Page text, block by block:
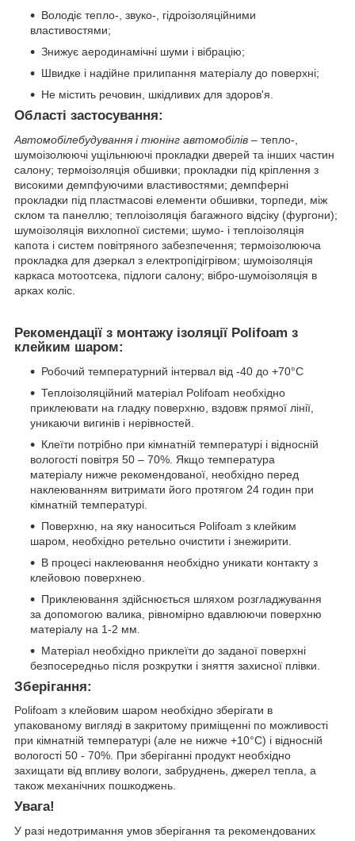
Володіє тепло-, звуко-, гідроізоляційними
властивостями;
Знижує аеродинамічні шуми і вібрацію;
Швидке і надійне прилипання матеріалу до поверхні;
Не містить речовин, шкідливих для здоров'я.
Області застосування:
Автомобілебудування і тюнінг автомобілів – тепло-,
шумоізолюючі ущільнюючі прокладки дверей та інших частин
салону; термоізоляція обшивки; прокладки під кріплення з
високими демпфуючими властивостями; демпферні
прокладки під пластмасові елементи обшивки, торпеди, між
склом та панеллю; теплоізоляція багажного відсіку (фургони);
шумоізоляція вихлопної системи; шумо- і теплоізоляція
капота і систем повітряного забезпечення; термоізолююча
прокладка для дзеркал з електропідігрівом; шумоізоляція
каркаса мотоотсека, підлоги салону; вібро-шумоізоляція в
арках коліс.
Рекомендації з монтажу ізоляції Polifoam з
клейким шаром:
Робочий температурний інтервал від -40 до +70°С
Теплоізоляційний матеріал Polifoam необхідно
приклеювати на гладку поверхню, вздовж прямої лінії,
уникаючи вигинів і нерівностей.
Клеїти потрібно при кімнатній температурі і відносній
вологості повітря 50 – 70%. Якщо температура
матеріалу нижче рекомендованої, необхідно перед
наклеюванням витримати його протягом 24 годин при
кімнатній температурі.
Поверхню, на яку наноситься Polifoam з клейким
шаром, необхідно ретельно очистити і знежирити.
В процесі наклеювання необхідно уникати контакту з
клейовою поверхнею.
Приклеювання здійснюється шляхом розгладжування
за допомогою валика, рівномірно вдавлюючи поверхню
матеріалу на 1-2 мм.
Матеріал необхідно приклеїти до заданої поверхні
безпосередньо після розкрутки і зняття захисної плівки.
Зберігання:
Polifoam з клейовим шаром необхідно зберігати в
упакованому вигляді в закритому приміщенні по можливості
при кімнатній температурі (але не нижче +10°С) і відносній
вологості 50 - 70%. При зберіганні продукт необхідно
захищати від впливу вологи, забруднень, джерел тепла, а
також механічних пошкоджень.
Увага!
У разі недотримання умов зберігання та рекомендованих